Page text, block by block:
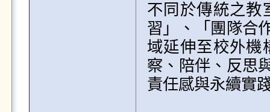
不同於傳統之教
習」、「團隊合
域延伸至校外機
察、陪伴、反思
責任感與永續實